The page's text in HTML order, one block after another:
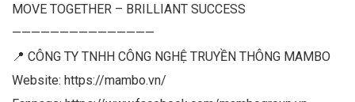
MOVE TOGETHER – BRILLIANT SUCCESS
———————————————
📍 CÔNG TY TNHH CÔNG NGHỆ TRUYỀN THÔNG MAMBO
Website: https://mambo.vn/